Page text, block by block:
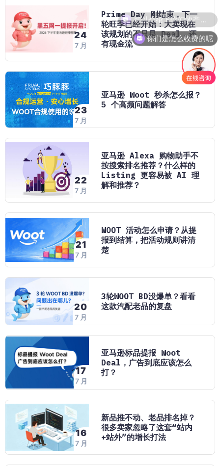
24
7 月
Prime Day 刚结束，下一
轮旺季已经开始：大卖现在
该规划的不只是 Deal，还
有现金流
23
7 月
亚马逊 Woot 秒杀怎么报？
5 个高频问题解答
22
7 月
亚马逊 Alexa 购物助手不
按搜索排名推荐？什么样的
Listing 更容易被 AI 理
解和推荐？
21
7 月
WOOT 活动怎么申请？从提
报到结算，把活动规则讲清
楚
20
7 月
3轮WOOT BD没爆单？看看
这款汽配老品的复盘
17
7 月
亚马逊标品提报 Woot
Deal，广告到底应该怎么
打？
16
7 月
新品推不动、老品排名掉？
很多卖家忽略了这套“站内
+站外”的增长打法
你们是怎么收费的呢